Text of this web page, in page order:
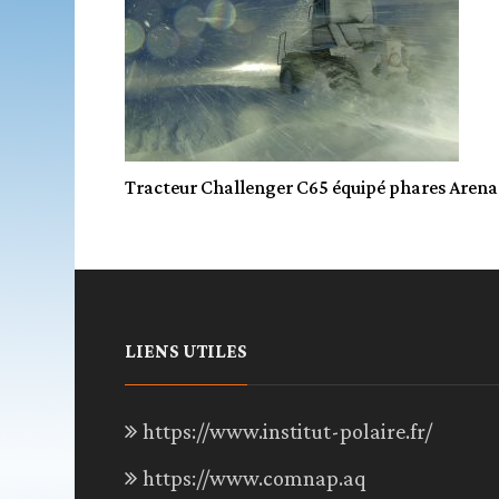
Tracteur Challenger C65 équipé phares
LIENS UTILES
https://www.institut-polaire.fr/
https://www.comnap.aq